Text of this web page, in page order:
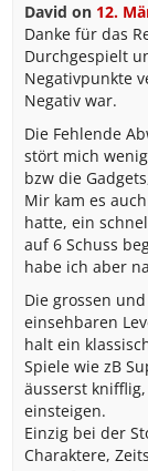
David on 12.
Danke für das
Durchgespielt
Negativpunkte
Negativ war.
Die Fehlende
stört mich
bzw die
Mir kam es
hatte, ein
auf 6 Schuss
habe ich aber
Die grossen
einsehbaren
halt ein
Spiele wie zB
äusserst
einsteigen.
Einzig bei der
Charaktere,